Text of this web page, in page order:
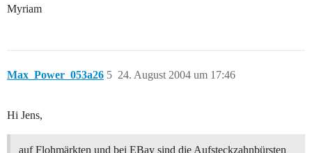
Myriam
Max_Power_053a26 24. August 2004 um 17:46
5
Hi Jens,
auf Flohmärkten und bei EBay sind die Aufsteckzahnbürsten